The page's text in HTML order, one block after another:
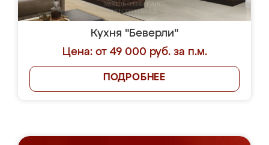
Кухня "Беверли"
Цена: от 49 000 руб. за п.м.
ПОДРОБНЕЕ